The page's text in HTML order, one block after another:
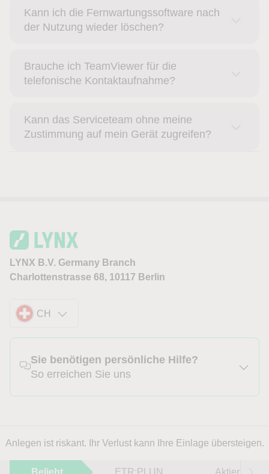
Kann ich die Fernwartungssoftware nach
der Nutzung wieder löschen?
Brauche ich TeamViewer für die
telefonische Kontaktaufnahme?
Kann das Serviceteam ohne meine
Zustimmung auf mein Gerät zugreifen?
LYNX B.V. Germany Branch
Charlottenstrasse 68, 10117 Berlin
CH
Sie benötigen persönliche Hilfe?
So erreichen Sie uns
Anlegen ist riskant. Ihr Verlust kann Ihre Einlage übersteigen.